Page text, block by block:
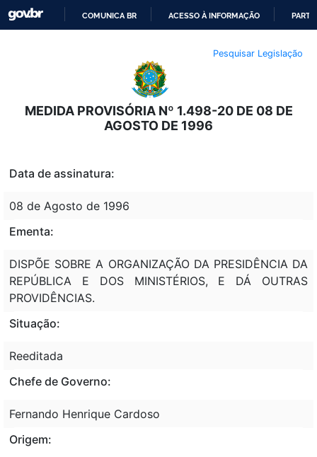
O
CONTEÚDO
COMUNICA BR ACESSO À INFORMAÇÃO
Pesquisar Legislação
MEDIDA PROVISÓRIA Nº 1.498-20 DE 08 DE
AGOSTO DE 1996
Data de assinatura:
08 de Agosto de 1996
Ementa:
DISPÕE SOBRE A ORGANIZAÇÃO DA PRESIDÊNCIA DA
REPÚBLICA E DOS MINISTÉRIOS, E DÁ OUTRAS
PROVIDÊNCIAS.
Situação:
Reeditada
Chefe de Governo:
Fernando Henrique Cardoso
Origem: